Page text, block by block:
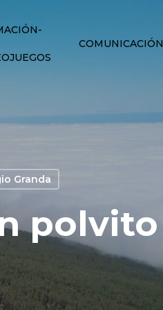
COMUNICACIÓN
Granda
polvito